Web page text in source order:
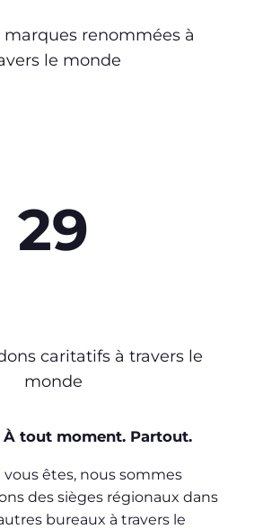
renommées à
le monde
29
caritatifs à travers le
monde
À tout moment. Partout.
êtes, nous sommes
des sièges régionaux dans
bureaux à travers le